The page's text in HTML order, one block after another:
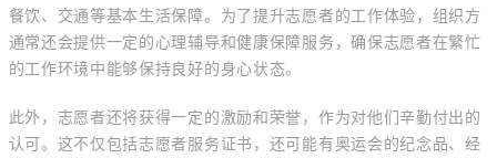
餐饮、交通等基本生活保障。为了提升志愿者的工作体验，组织方
通常还会提供一定的心理辅导和健康保障服务，确保志愿者在繁忙
的工作环境中能够保持良好的身心状态。
此外，志愿者还将获得一定的激励和荣誉，作为对他们辛勤付出的
认可。这不仅包括志愿者服务证书，还可能有奥运会的纪念品、经